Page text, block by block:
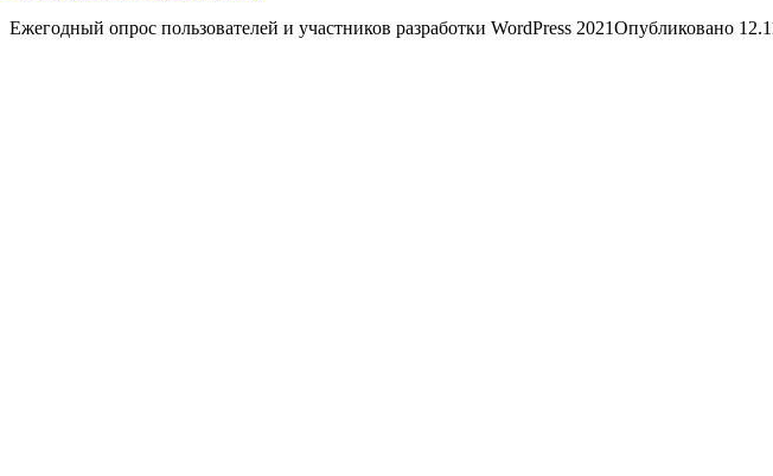
Ежегодный опрос пользователей и участников разработки WordPress 2021Опубликовано